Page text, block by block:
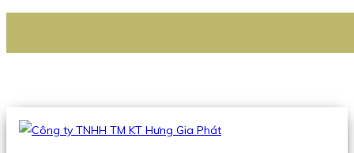
Hotline:0938 336 079